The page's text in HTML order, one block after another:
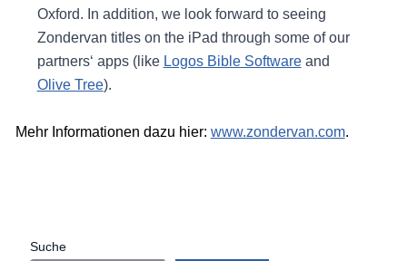
Oxford. In addition, we look forward to seeing
Zondervan titles on the iPad through some of our
partners‘ apps (like Logos Bible Softwareand
Olive Tree).
Mehr Informationen dazu hier: www.zondervan.com.
Suche